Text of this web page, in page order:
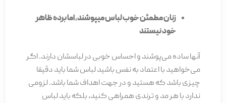
زنان مطمئن خوب لباس می­پوشند، اما برده ظاهر
خود نیستند
آن­ها ساده می­‌پوشند و احساس خوبی در لباس­شان دارند. اگر
می­‌خواهید با اعتماد به نفس باشید لباس شما باید دقیقا
چیزی باشد که هستید و در جهت اهداف شما باشد. لزومی
ندارد با هر مد و ترندی همراهی کنید، بلکه باید لباس